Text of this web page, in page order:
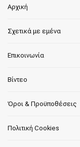
Αρχική
Σχετικά με εμένα
Επικοινωνία
Βίντεο
Όροι & Προϋποθέσεις
Πολιτική Cookies